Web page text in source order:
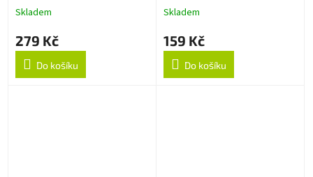
Skladem
279 Kč
Do košíku
Skladem
159 Kč
Do košíku